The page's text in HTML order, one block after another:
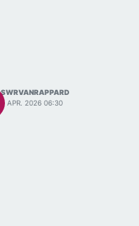
SWRVANRAPPARD
7 APR. 2026 06:30